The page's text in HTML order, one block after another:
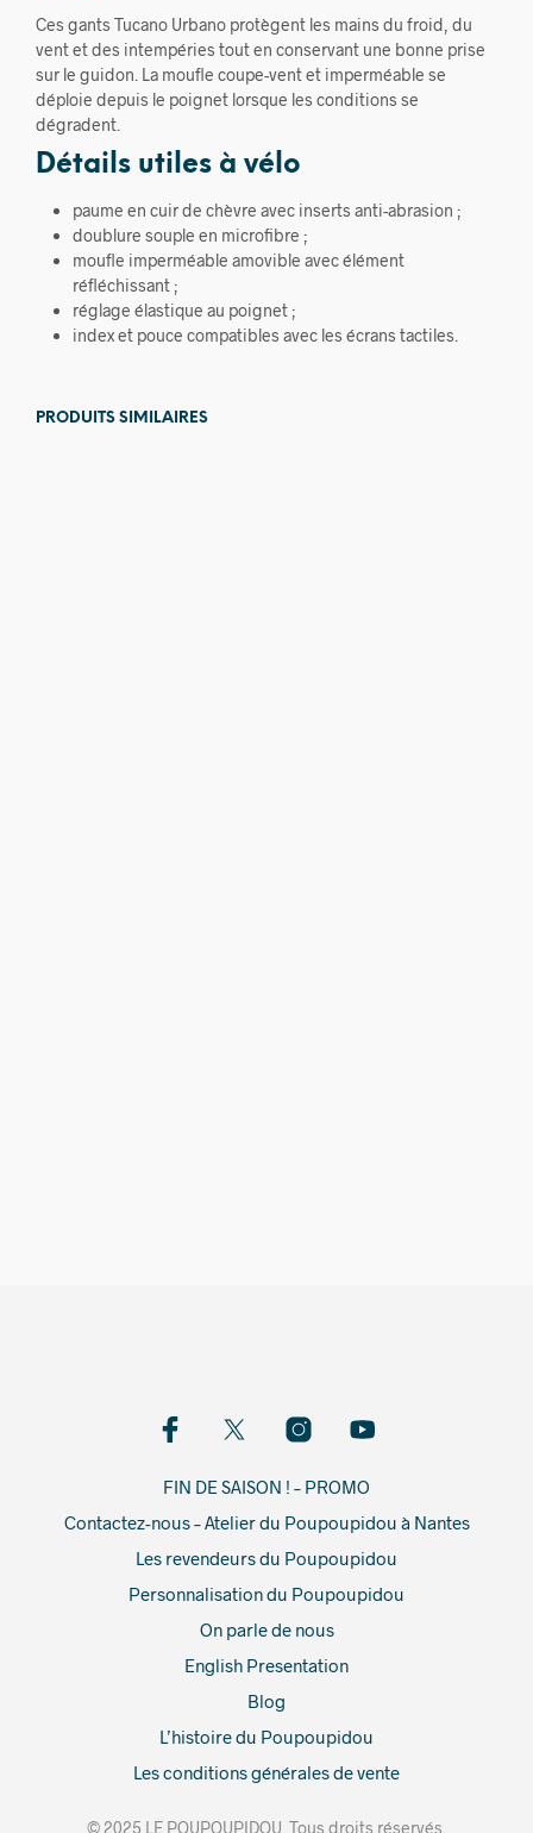
Ces gants Tucano Urbano protègent les mains du froid, du
vent et des intempéries tout en conservant une bonne prise
sur le guidon. La moufle coupe-vent et imperméable se
déploie depuis le poignet lorsque les conditions se
dégradent.
Détails utiles à vélo
paume en cuir de chèvre avec inserts anti-abrasion ;
doublure souple en microfibre ;
moufle imperméable amovible avec élément
réfléchissant ;
réglage élastique au poignet ;
index et pouce compatibles avec les écrans tactiles.
PRODUITS SIMILAIRES
FIN DE SAISON ! – PROMO
Contactez-nous – Atelier du Poupoupidou à Nantes
Les revendeurs du Poupoupidou
Personnalisation du Poupoupidou
On parle de nous
English Presentation
Blog
L’histoire du Poupoupidou
Les conditions générales de vente
© 2025 LE POUPOUPIDOU. Tous droits réservés.